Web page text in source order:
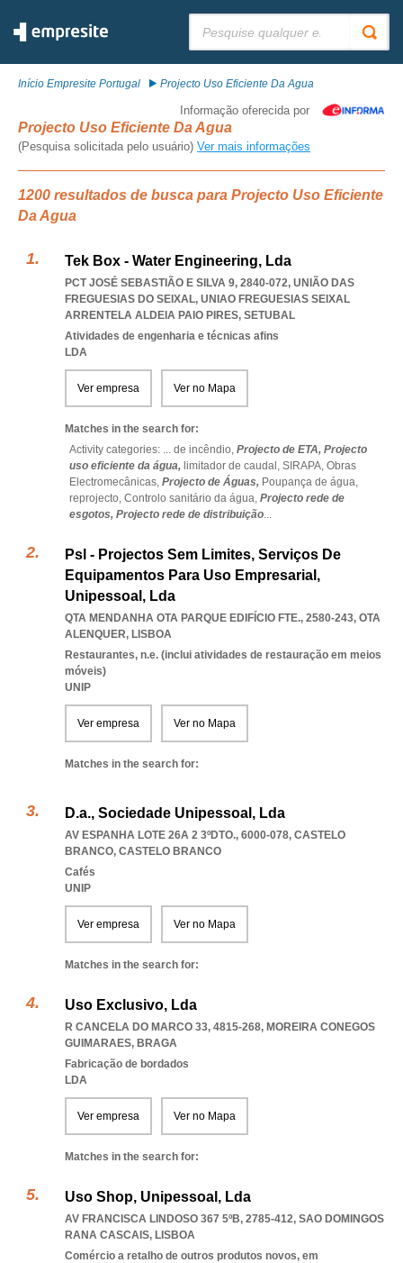
Início Empresite Portugal Projecto Uso Eficiente Da Agua
Informação oferecida por
Projecto Uso Eficiente Da Agua
(Pesquisa solicitada pelo usuário) Ver mais informações
1200 resultados de busca para Projecto Uso Eficiente
Da Agua
Tek Box - Water Engineering, Lda
PCT JOSÉ SEBASTIÃO E SILVA 9, 2840-072, UNIÃO DAS
FREGUESIAS DO SEIXAL, UNIAO FREGUESIAS SEIXAL
ARRENTELA ALDEIA PAIO PIRES, SETUBAL
Atividades de engenharia e técnicas afins
LDA
Ver empresa Ver no Mapa
Matches in the search for:
Activity categories: ... de incêndio, Projecto de ETA, Projecto
uso eficiente da água, limitador de caudal, SIRAPA, Obras
Electromecânicas, Projecto de Águas, Poupança de água,
reprojecto, Controlo sanitário da água, Projecto rede de
esgotos, Projecto rede de distribuição...
Psl - Projectos Sem Limites, Serviços De
Equipamentos Para Uso Empresarial,
Unipessoal, Lda
QTA MENDANHA OTA PARQUE EDIFÍCIO FTE., 2580-243, OTA
ALENQUER, LISBOA
Restaurantes, n.e. (inclui atividades de restauração em meios
móveis)
UNIP
Ver empresa Ver no Mapa
Matches in the search for:
D.a., Sociedade Unipessoal, Lda
AV ESPANHA LOTE 26A 2 3ºDTO., 6000-078, CASTELO
BRANCO, CASTELO BRANCO
Cafés
UNIP
Ver empresa Ver no Mapa
Matches in the search for:
Uso Exclusivo, Lda
R CANCELA DO MARCO 33, 4815-268, MOREIRA CONEGOS
GUIMARAES, BRAGA
Fabricação de bordados
LDA
Ver empresa Ver no Mapa
Matches in the search for:
Uso Shop, Unipessoal, Lda
AV FRANCISCA LINDOSO 367 5ºB, 2785-412, SAO DOMINGOS
RANA CASCAIS, LISBOA
Comércio a retalho de outros produtos novos, em